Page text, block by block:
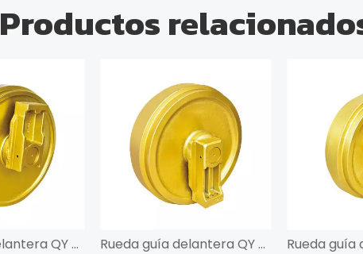
Productos
Rueda guía delantera QY para SK450 Rueda guía delantera QY para PC300-5